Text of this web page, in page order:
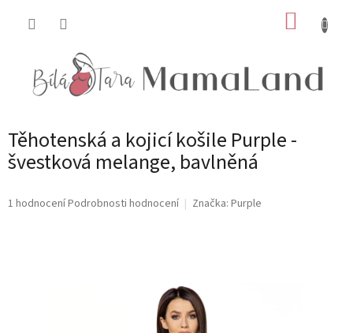
Těhotenská a kojicí košile Purple -
švestková melange, bavlněná
Průměrné
1 hodnoceníPodrobnosti hodnocení Značka: Purple